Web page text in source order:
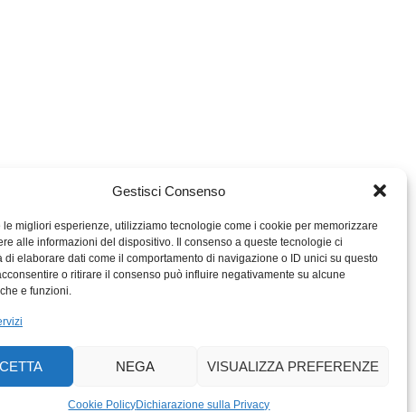
Gestisci Consenso
le migliori esperienze, utilizziamo tecnologie come i cookie per memorizzare
alle informazioni del dispositivo. Il consenso a queste tecnologie ci
di elaborare dati come il comportamento di navigazione o ID unici su questo
o ritirare il consenso può influire negativamente su alcune
e funzioni.
NEGA VISUALIZZA PREFERENZE
Cookie PolicyDichiarazione sulla Privacy
MIGROS TICINO
PERCENTO CULTURALE
MIGROS TICINO
ACTIV FITNESS TICINO